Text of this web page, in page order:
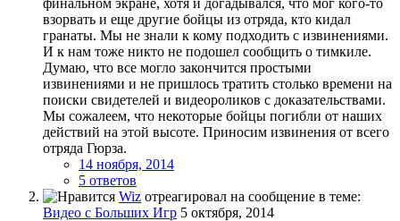
финальном экране, хотя и догадывался, что мог кого-то
взорвать и еще другие бойцы из отряда, кто кидал
гранаты. Мы не знали к кому подходить с извинениями.
И к нам тоже никто не подошел сообщить о тимкиле.
Думаю, что все могло закончится простыми
извинениями и не пришлось тратить столько времени на
поиски свидетелей и видеороликов с доказательствами.
Мы сожалеем, что некоторые бойцы погибли от наших
действий на этой высоте. Приносим извинения от всего
отряда Гюрза.
14 ноября, 2014
5 ответов
Wiz отреагировал на сообщение в теме:
Видео с Больших Игр 5 октября, 2014